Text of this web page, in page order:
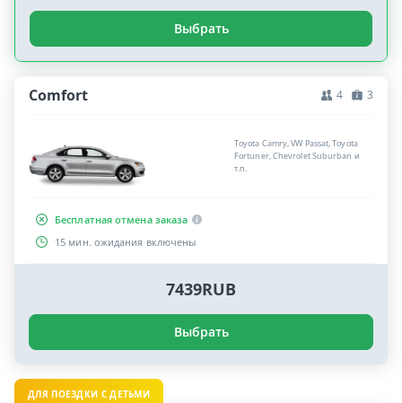
Выбрать
Comfort 4 3
Toyota Camry, VW Passat, Toyota
Fortuner, Chevrolet Suburban и
т.п.
Бесплатная отмена заказа
15 мин. ожидания включены
7439RUB
Выбрать
ДЛЯ ПОЕЗДКИ С ДЕТЬМИ